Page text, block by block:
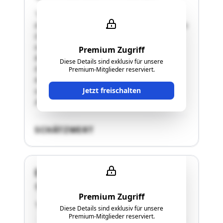
Premium Zugriff
Diese Details sind exklusiv für unsere
Premium-Mitglieder reserviert.
Jetzt freischalten
der Siedlung Schlossberg ca. 1,5 km nördlich des
nordexponierten Unterhang. Satteldach mit
Rhombuseternitdeckung (alt, zu überprüfen!),
Pfettendachstuhl. Bruchsteinfundamente,
Kellermauerwerk Bruchsteine bzw. Vollziegel,
sonst. aufgehendes Mauerwerk Bruchsteine,
Zwischenwände Bruchsteine bzw. …"
SCHÄTZWERT
Premium Zugriff
Diese Details sind exklusiv für unsere
Premium-Mitglieder reserviert.
Danhoferweg 9
"Wohnhaus samt Halle und Garage"